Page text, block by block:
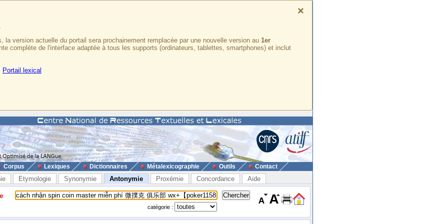
×
version actuelle du portail sera prochainement remplacée par une nouvelle version au 1er
complète de l'interface adaptée à tous les supports (ordinateurs, tablettes, smartphones) et inclut
Portail lexical
Corpus Lexiques Dictionnaires Métalexicographie Outils Contact
Etymologie Synonymie Antonymie Proxémie Concordance Aide
catégorie :